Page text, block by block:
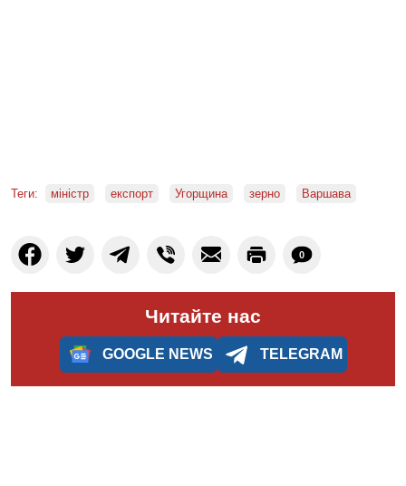
Теги: міністр експорт Угорщина зерно Варшава
0
Читайте нас
GOOGLE NEWS TELEGRAM